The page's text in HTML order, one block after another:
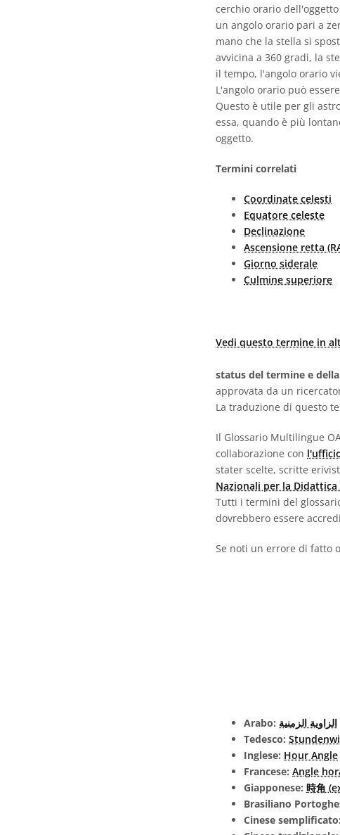
cerchio orario
un angolo orario pari a
mano che la stella si
avvicina a 360 gradi, la
il tempo, l'angolo orario
L'angolo orario può
Questo è utile per gli
essa, quando è più
oggetto.
Termini correlati
Coordinate celesti
Equatore celeste
Declinazione
Ascensione retta
Giorno siderale
Culmine superiore
Vedi questo termine in
status del termine e
approvata da un
La traduzione di questo
Il Glossario Multilingue
collaborazione con
stater scelte, scritte
Nazionali per la
Tutti i termini del
dovrebbero essere
Se noti un errore di fatto
Arabo: الزاوية الزمنية
Tedesco:
Inglese: Hour Angle
Francese: Angle
Giapponese: 時角
Brasiliano
Cinese semplificato: